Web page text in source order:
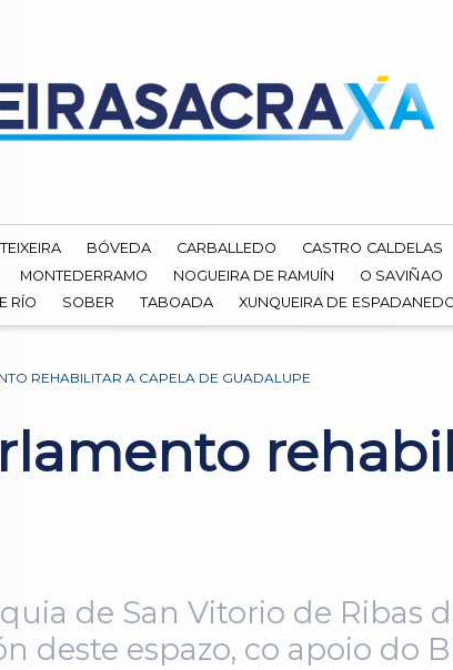
BÓVEDA CARBALLEDO CASTRO CALDELAS
MONTEDERRAMO NOGUEIRA DE RAMUÍN O SAVIÑAO
RÍO SOBER TABOADA XUNQUEIRA DE
REHABILITAR A CAPELA DE GUADALUPE
de San Vitorio de Ribas
deste espazo, co apoio do